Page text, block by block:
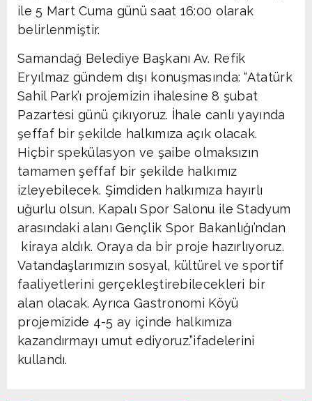
ile 5 Mart Cuma günü saat 16:00 olarak
belirlenmiştir.
Samandağ Belediye Başkanı Av. Refik
Eryılmaz gündem dışı konuşmasında: “Atatürk
Sahil Park’ı projemizin ihalesine 8 şubat
Pazartesi günü çıkıyoruz. İhale canlı yayında
şeffaf bir şekilde halkımıza açık olacak.
Hiçbir spekülasyon ve şaibe olmaksızın
tamamen şeffaf bir şekilde halkımız
izleyebilecek. Şimdiden halkımıza hayırlı
uğurlu olsun. Kapalı Spor Salonu ile Stadyum
arasındaki alanı Gençlik Spor Bakanlığı’ndan
kiraya aldık. Oraya da bir proje hazırlıyoruz.
Vatandaşlarımızın sosyal, kültürel ve sportif
faaliyetlerini gerçekleştirebilecekleri bir
alan olacak. Ayrıca Gastronomi Köyü
projemizide 4-5 ay içinde halkımıza
kazandırmayı umut ediyoruz.”ifadelerini
kullandı.